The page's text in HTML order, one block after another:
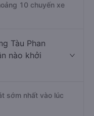
10 chuyến xe
Tàu Phan
nào khởi
sớm nhất vào lúc